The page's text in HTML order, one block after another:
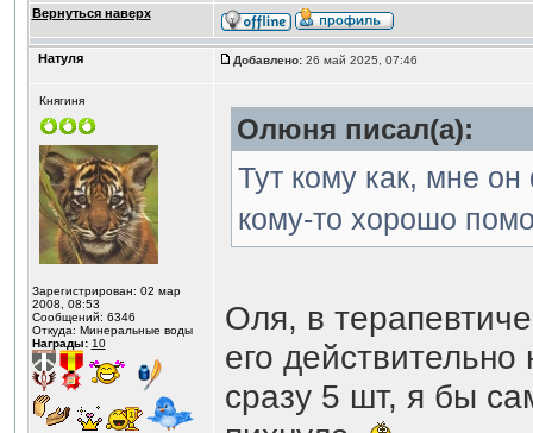
Вернуться наверх
Натуля Добавлено:26 май 2025, 07:46
Княгиня
Зарегистрирован: 02 мар
2008, 08:53
Сообщений: 6346
Откуда: Минеральные воды
Награды: 10
Олюня писал(а):
Тут кому как, мне
кому-то хорошо
Оля, в
его
сразу 5 шт, я бы